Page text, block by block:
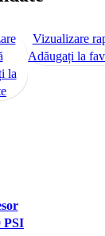
la
PSI
Vizualizare
Adăugați la